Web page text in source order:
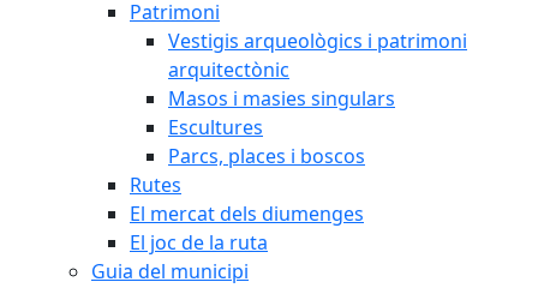
Patrimoni
Vestigis arqueològics i patrimoni
arquitectònic
Masos i masies singulars
Escultures
Parcs, places i boscos
Rutes
El mercat dels diumenges
El joc de la ruta
Guia del municipi